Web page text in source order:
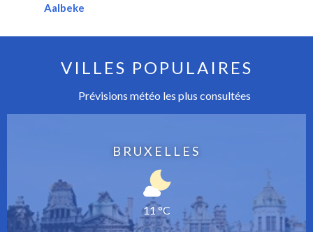
Aalbeke
VILLES POPULAIRES
Prévisions météo les plus consultées
BRUXELLES
11 °C